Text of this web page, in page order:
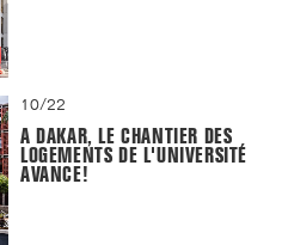
10/22
A DAKAR, LE CHANTIER DES
LOGEMENTS DE L'UNIVERSITÉ
AVANCE!